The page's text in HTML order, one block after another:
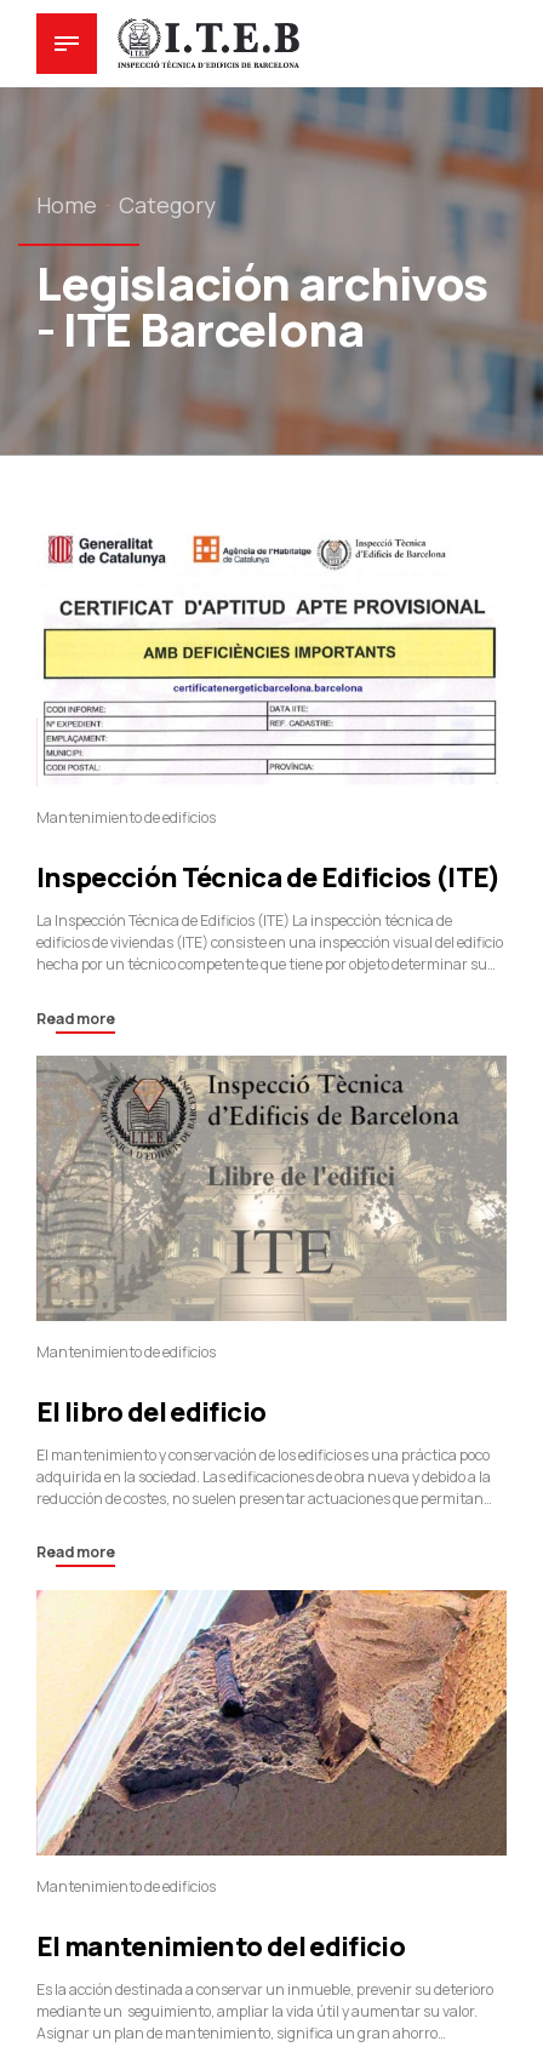
Home Category
Legislación archivos
- ITE Barcelona
Mantenimiento de edificios
Inspección Técnica de Edificios (ITE)
La Inspección Técnica de Edificios (ITE) La inspección técnica de
edificios de viviendas (ITE) consiste en una inspección visual del edificio
hecha por un técnico competente que tiene por objeto determinar su
Read more
Mantenimiento de edificios
El libro del edificio
El mantenimiento y conservación de los edificios es una práctica poco
adquirida en la sociedad. Las edificaciones de obra nueva y debido a la
reducción de costes, no suelen presentar actuaciones que permitan
años cuando empiezan a aparecer las primeras lesiones,
especialmente en...
Read more
Mantenimiento de edificios
El mantenimiento del edificio
Es la acción destinada a conservar un inmueble, prevenir su deterioro
mediante un seguimiento, ampliar la vida útil y aumentar su valor.
Asignar un plan de mantenimiento, significa un gran ahorro